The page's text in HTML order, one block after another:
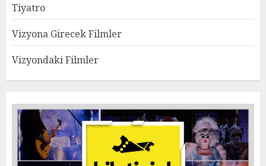
Tiyatro
Vizyona Girecek Filmler
Vizyondaki Filmler